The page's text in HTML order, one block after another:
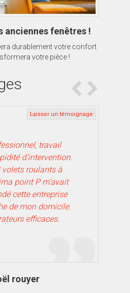
anciennes fenêtres !
durablement votre confort
votre pièce !
Laisser un témoignage
travail
d’intervention.
volets roulants à
point P m’avait
cette entreprise
de mon domicile.
efficaces.
rouyer